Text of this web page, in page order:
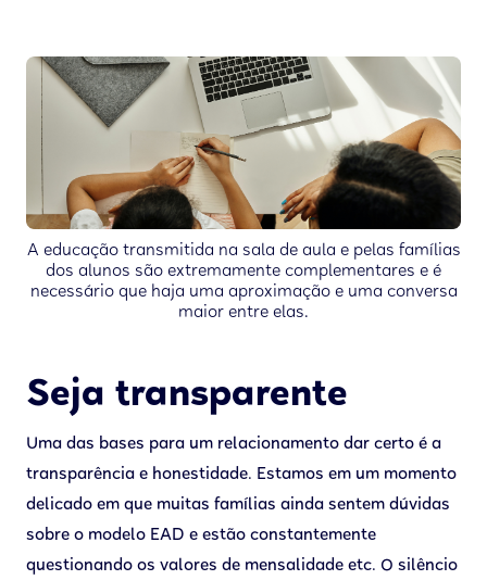
A educação transmitida na sala de aula e pelas famílias
dos alunos são extremamente complementares e é
necessário que haja uma aproximação e uma conversa
maior entre elas.
Seja transparente
Uma das bases para um relacionamento dar certo é a
transparência e honestidade. Estamos em um momento
delicado em que muitas famílias ainda sentem dúvidas
sobre o modelo EAD e estão constantemente
questionando os valores de mensalidade etc. O silêncio